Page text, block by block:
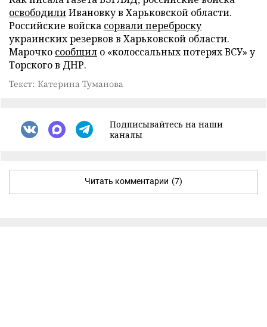
освободилиИвановку в Харьковской области.
Российские войска сорвали переброску
украинских резервов в Харьковской области.
Марочко сообщил о «колоссальных потерях ВСУ» у
Торского в ДНР.
Текст: Катерина Туманова
Подписывайтесь на наши
каналы
Читать комментарии (7)